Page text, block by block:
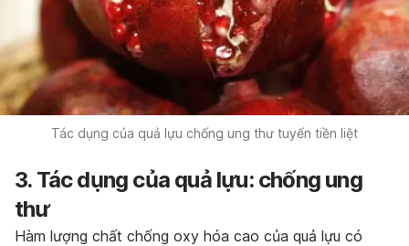
Tác dụng của quả lựu chống ung thư tuyến tiền liệt
3. Tác dụng của quả lựu: chống ung
thư
Hàm lượng chất chống oxy hóa cao của quả lựu có